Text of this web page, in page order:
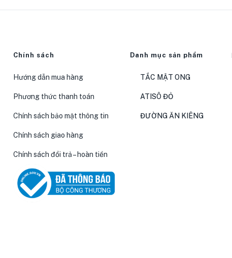
Chính sách
Hướng dẫn mua hàng
Phương thức thanh toán
Chính sách bảo mật thông tin
Chính sách giao hàng
Chính sách đổi trả – hoàn tiền
Danh mục sản phẩm
TẮC MẬT ONG
ATISÔ ĐỎ
ĐƯỜNG ĂN KIÊNG